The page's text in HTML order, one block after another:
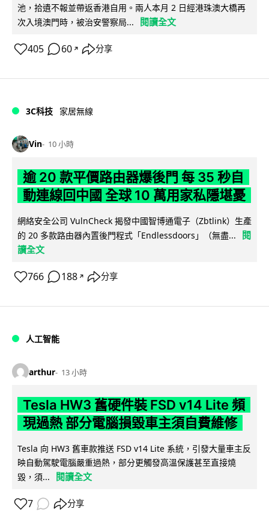
池，拾遺不報並帶返香港自用。兩人本月 2 日經港珠澳大橋再
次入境澳門時，被治安警察局...
閱讀全文
405 60 ↗ 分享
3C科技 家居無線
Vin 10 小時
逾 20 款平價路由器爆後門 每 35 秒自
動連線回中國 全球 10 萬用家私隱堪憂
網絡安全公司 VulnCheck 揭發中國智博通電子（Zbtlink）生產
的 20 多款路由器內置後門程式「Endlessdoors」（無盡...
閱
讀全文
766 188 ↗ 分享
人工智能
arthur 13 小時
Tesla HW3 舊硬件裝 FSD v14 Lite 頻
現過熱 部分電腦損毀車主須自費維修
Tesla 向 HW3 舊車款推送 FSD v14 Lite 系統，引發大量車主反
映自動駕駛電腦嚴重過熱，部分更觸發高溫保護甚至直接燒
毀，須...
閱讀全文
7 分享